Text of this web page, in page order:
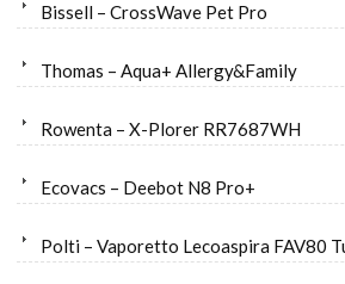
Bissell – CrossWave Pet Pro
Thomas – Aqua+ Allergy&Family
Rowenta – X-Plorer RR7687WH
Ecovacs – Deebot N8 Pro+
Polti – Vaporetto Lecoaspira FAV80